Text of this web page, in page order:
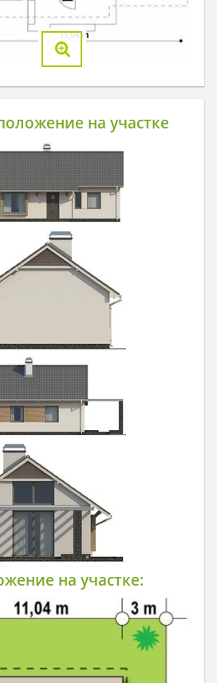
на участке
на участке: